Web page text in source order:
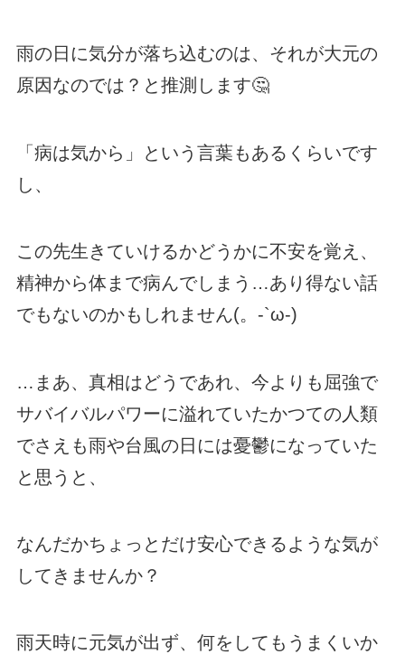
雨の日に気分が落ち込むのは、それが大元の
原因なのでは？と推測します🤔
「病は気から」という言葉もあるくらいです
し、
この先生きていけるかどうかに不安を覚え、
精神から体まで病んでしまう…あり得ない話
でもないのかもしれません(。-`ω-)
…まあ、真相はどうであれ、今よりも屈強で
サバイバルパワーに溢れていたかつての人類
でさえも雨や台風の日には憂鬱になっていた
と思うと、
なんだかちょっとだけ安心できるような気が
してきませんか？
雨天時に元気が出ず、何をしてもうまくいか